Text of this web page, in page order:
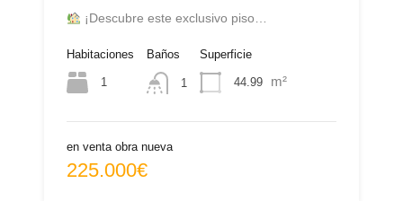
¡Descubre este exclusivo piso…
Habitaciones
1
Baños
1
Superficie
44.99 m²
en venta obra nueva
225.000€